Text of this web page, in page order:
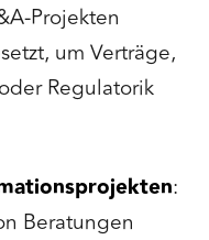
Projekten
um Verträge,
Regulatorik
:
Beratungen